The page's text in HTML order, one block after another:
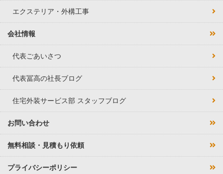
エクステリア・外構工事
会社情報
代表ごあいさつ
代表冨高の社長ブログ
住宅外装サービス部 スタッフブログ
お問い合わせ
無料相談・見積もり依頼
プライバシーポリシー